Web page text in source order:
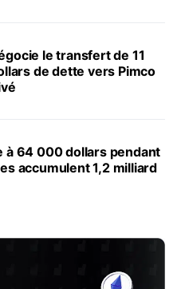
le transfert de 11
de dette vers Pimco
à 64 000 dollars pendant
accumulent 1,2 milliard